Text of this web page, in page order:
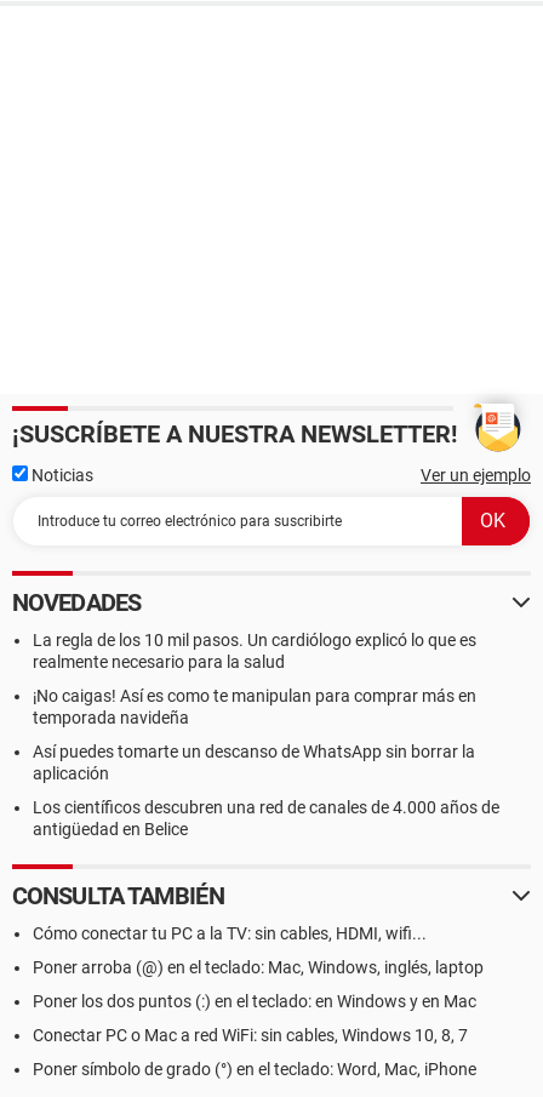
¡SUSCRÍBETE A NUESTRA NEWSLETTER!
Noticias Ver un ejemplo
NOVEDADES
La regla de los 10 mil pasos. Un cardiólogo explicó lo que es
realmente necesario para la salud
¡No caigas! Así es como te manipulan para comprar más en
temporada navideña
Así puedes tomarte un descanso de WhatsApp sin borrar la
aplicación
Los científicos descubren una red de canales de 4.000 años de
antigüedad en Belice
CONSULTA TAMBIÉN
Cómo conectar tu PC a la TV: sin cables, HDMI, wifi...
Poner arroba (@) en el teclado: Mac, Windows, inglés, laptop
Poner los dos puntos (:) en el teclado: en Windows y en Mac
Conectar PC o Mac a red WiFi: sin cables, Windows 10, 8, 7
Poner símbolo de grado (°) en el teclado: Word, Mac, iPhone